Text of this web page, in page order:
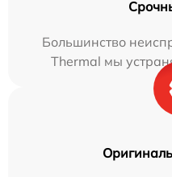
Большинство
Thermal мы